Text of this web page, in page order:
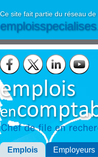
Ce site fait partie du réseau
emploisspecialises
Emplois Employeurs